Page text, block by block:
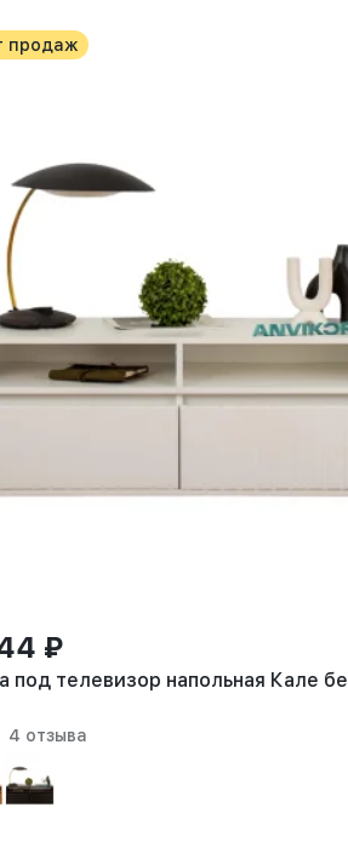
продаж
₽
под телевизор напольная Кале
4 отзыва